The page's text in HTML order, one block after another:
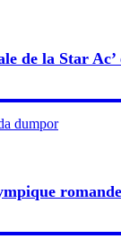
de la Star Ac’
dumpor